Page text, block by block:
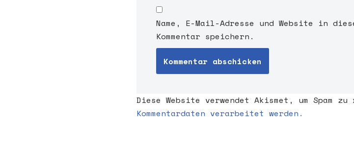
Name, E-Mail-Adresse und Website in
Kommentar speichern.
Diese Website verwendet Akismet, um Spam
Kommentardaten verarbeitet werden.